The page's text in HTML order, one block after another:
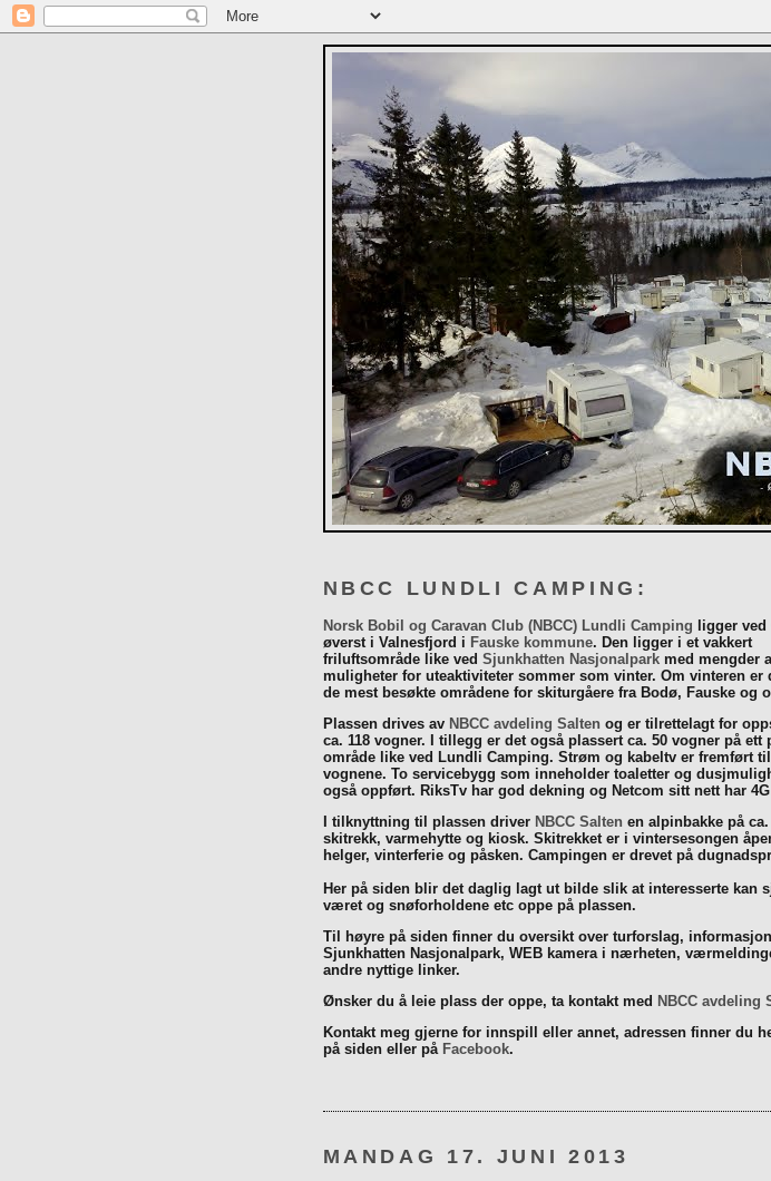
NBCC LUNDLI CAMPING:
Norsk Bobil og Caravan Club (NBCC) Lundli Camping ligger ved
øverst i Valnesfjord i Fauske kommune. Den ligger i et vakkert
friluftsområde like ved Sjunkhatten Nasjonalparkmed mengder
muligheter for uteaktiviteter sommer som vinter. Om vinteren er
de mest besøkte områdene for skiturgåere fra Bodø, Fauske og
Plassen drives av NBCC avdeling Salten og er tilrettelagt for
ca. 118 vogner. I tillegg er det også plassert ca. 50 vogner på ett
område like ved Lundli Camping. Strøm og kabeltv er fremført
vognene. To servicebygg som inneholder toaletter og
også oppført. RiksTv har god dekning og Netcom sitt nett har
I tilknyttning til plassen driver NBCC Salten en alpinbakke på ca.
skitrekk, varmehytte og kiosk. Skitrekket er i vintersesongen
helger, vinterferie og påsken. Campingen er drevet på
Her på siden blir det daglig lagt ut bilde slik at interesserte kan
været og snøforholdene etc oppe på plassen.
Til høyre på siden finner du oversikt over turforslag,
Sjunkhatten Nasjonalpark, WEB kamera i nærheten,
andre nyttige linker.
Ønsker du å leie plass der oppe, ta kontakt med NBCC avdeling
Kontakt meg gjerne for innspill eller annet, adressen finner du
på siden eller på Facebook.
MANDAG 17. JUNI 2013